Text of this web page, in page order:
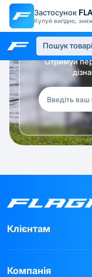
Застосунок
Купуй вигідно,
Отримуй
Клієнтам
Компанія